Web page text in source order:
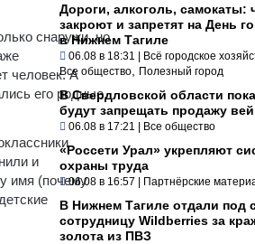
снаружи, но
человек. А
его родные,
и
имя (почему
Дороги, алкоголь, самокаты:
закроют и запретят на День
в Нижнем Тагиле
06.08 в 18:31 | Всё городское
Все общество Полезный город
В Свердловской области
будут запрещать продажу
06.08 в 17:21 | Все общество
«Россети Урал» укрепляют
охраны труда
06.08 в 16:57 | Партнёрские
В Нижнем Тагиле отдали под
сотрудницу Wildberries за
золота из ПВЗ